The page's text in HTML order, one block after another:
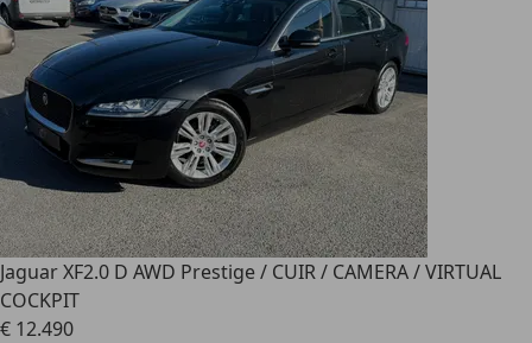
Jaguar XF2.0 D AWD Prestige / CUIR / CAMERA / VIRTUAL
COCKPIT
€ 12.490